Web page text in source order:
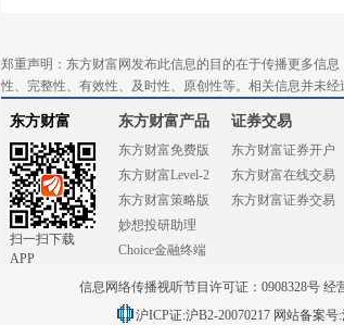
郑重声明：东方财富网发布此信息的目的在于传播更多信
性、完整性、有效性、及时性、原创性等。相关信息并未
东方财富
扫一扫下载
APP
东方财富产品
东方财富免费版
东方财富Level-2
东方财富策略版
妙想投研助理
Choice金融终端
证券交易
东方财富证券开户
东方财富在线交易
东方财富证券交易
信息网络传播视听节目许可证：0908328号 经
沪ICP证:沪B2-20070217 网站备案号: